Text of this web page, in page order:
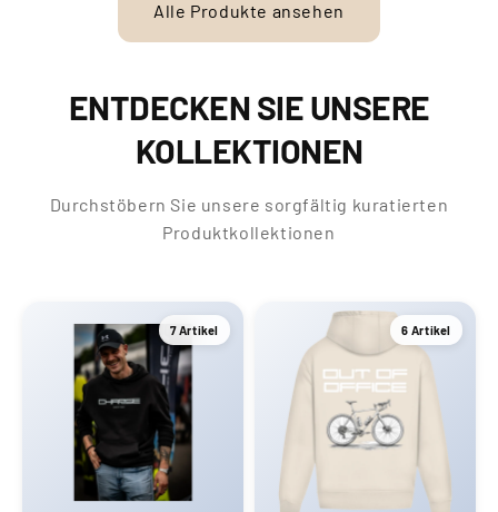
Alle Produkte ansehen
ENTDECKEN SIE UNSERE
KOLLEKTIONEN
Durchstöbern Sie unsere sorgfältig kuratierten
Produktkollektionen
7 Artikel 6 Artikel